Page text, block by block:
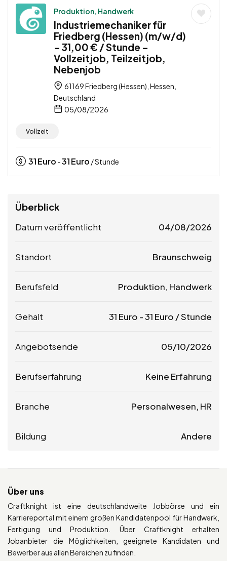
Produktion, Handwerk
Industriemechaniker für
Friedberg (Hessen) (m/w/d)
– 31,00 € / Stunde –
Vollzeitjob, Teilzeitjob,
Nebenjob
61169 Friedberg (Hessen), Hessen,
Deutschland
05/08/2026
Vollzeit
31Euro -31Euro / Stunde
Überblick
Datum veröffentlicht 04/08/2026
Standort Braunschweig
Berufsfeld Produktion, Handwerk
Gehalt 31 Euro -31 Euro / Stunde
Angebotsende 05/10/2026
Berufserfahrung Keine Erfahrung
Branche Personalwesen, HR
Bildung Andere
Über uns
Craftknight ist eine deutschlandweite Jobbörse und ein
Karriereportal mit einem großen Kandidatenpool für Handwerk,
Fertigung und Produktion. Über Craftknight erhalten
Jobanbieter die Möglichkeiten, geeignete Kandidaten und
Bewerber aus allen Bereichen zu finden.